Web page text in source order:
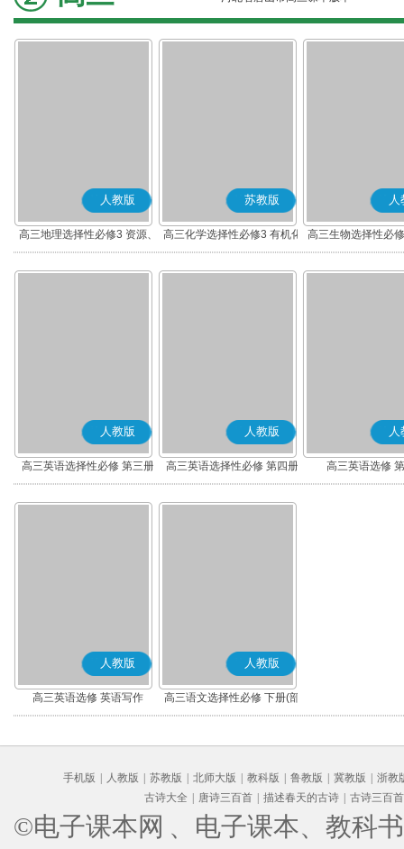
人教版
高三地理选择性必修3 资源、
环境与国家安全
苏教版
高三化学选择性必修3 有机化
学基础
人
高三生物选择性必
术与工程
人教版
高三英语选择性必修 第三册
人教版
高三英语选择性必修 第四册
人
高三英语选修
人教版
高三英语选修 英语写作
人教版
高三语文选择性必修 下册(部
编版)
手机版 人教版 苏教版 北师大版 教科版 鲁教版 冀教版
浙教
古诗大全
唐诗三百首 描述春天的古诗 古诗三百首
©电子课本网 、电子课本、教科